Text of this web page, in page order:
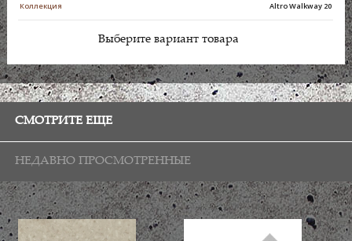
Коллекция Altro Walkway 20
Выберите вариант товара
СМОТРИТЕ ЕЩЕ
НЕДАВНО ПРОСМОТРЕННЫЕ